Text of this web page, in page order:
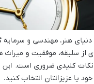
دنیای هنر، مهندسی و
سلیقه، موفقیت و میراث
نکات کلیدی ضروری است.
یا عزیزانتان انتخاب کنید.